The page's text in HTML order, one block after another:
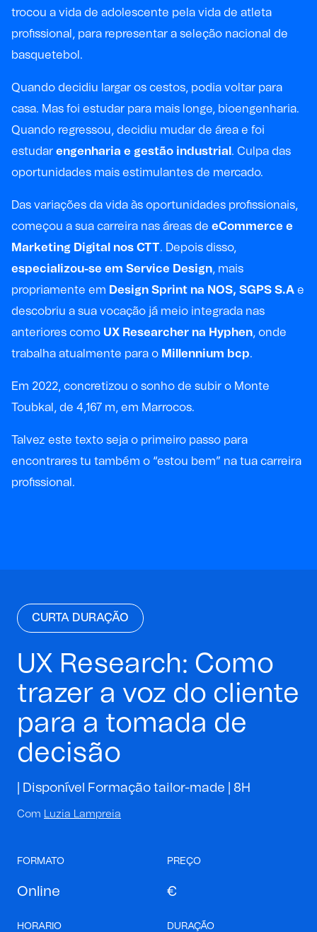
trocou a vida de adolescente pela vida de atleta
profissional, para representar a seleção nacional de
basquetebol.
Quando decidiu largar os cestos, podia voltar para
casa. Mas foi estudar para mais longe, bioengenharia.
Quando regressou, decidiu mudar de área e foi
estudar engenharia e gestão industrial . Culpa das
oportunidades mais estimulantes de mercado.
Das variações da vida às oportunidades profissionais,
começou a sua carreira nas áreas de eCommerce e
Marketing Digital nos CTT. Depois disso,
especializou-se em Service Design, mais
propriamente em Design Sprint na NOS, SGPS S.A e
descobriu a sua vocação já meio integrada nas
anteriores como UX Researcher na Hyphen, onde
trabalha atualmente para o Millennium bcp.
Em 2022, concretizou o sonho de subir o Monte
Toubkal, de 4,167 m, em Marrocos.
Talvez este texto seja o primeiro passo para
encontrares tu também o “estou bem” na tua carreira
profissional.
CURTA DURAÇÃO
UX Research: Como
trazer a voz do cliente
para a tomada de
decisão
| Disponível Formação tailor-made | 8H
Com Luzia Lampreia
FORMATO
Online
PREÇO
€
HORARIO DURAÇÃO